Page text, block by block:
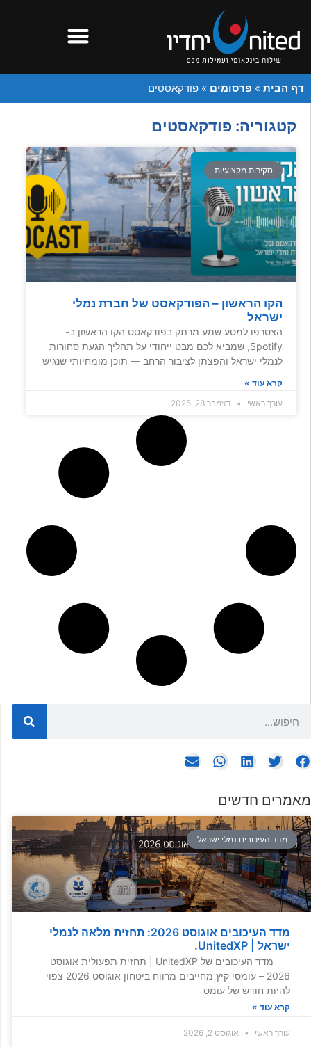
דף הבית » פרסומים » פודקאסטים
מאמרים חדשים
מדד העיכובים נמלי ישראל
מדד העיכובים אוגוסט 2026: תחזית מלאה לנמלי
ישראל | UnitedXP.
מדד העיכובים של UnitedXP | תחזית תפעולית אוגוסט
2026 – עומסי קיץ מחייבים מרווח ביטחון אוגוסט 2026 צפוי
להיות חודש של עומס
קרא עוד »
עורך ראשי אוגוסט 2, 2026
קטגוריה: פודקאסטים
סקירות מקצועיות
הקו הראשון – הפודקאסט של חברת נמלי
ישראל
הצטרפו למסע שמע מרתק בפודקאסט הקו הראשון ב-
Spotify, שמביא לכם מבט ייחודי על תהליך הגעת סחורות
לנמלי ישראל והפצתן לציבור הרחב — תוכן מומחיותי שנגיש
קרא עוד »
עורך ראשי
דצמבר 28, 2025